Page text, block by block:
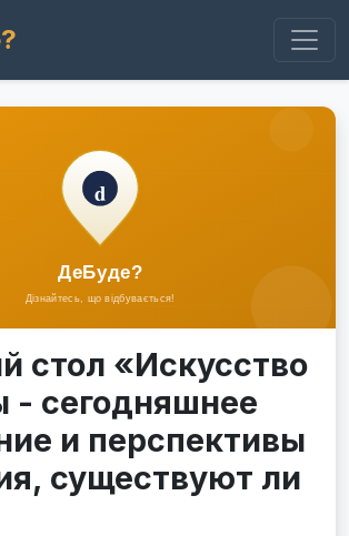
стол «Искусство
- сегодняшнее
и перспективы
существуют ли